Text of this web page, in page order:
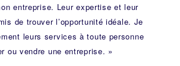
entreprise. Leur expertise et leur
de trouver l’opportunité idéale. Je
leurs services à toute personne
ou vendre une entreprise. »